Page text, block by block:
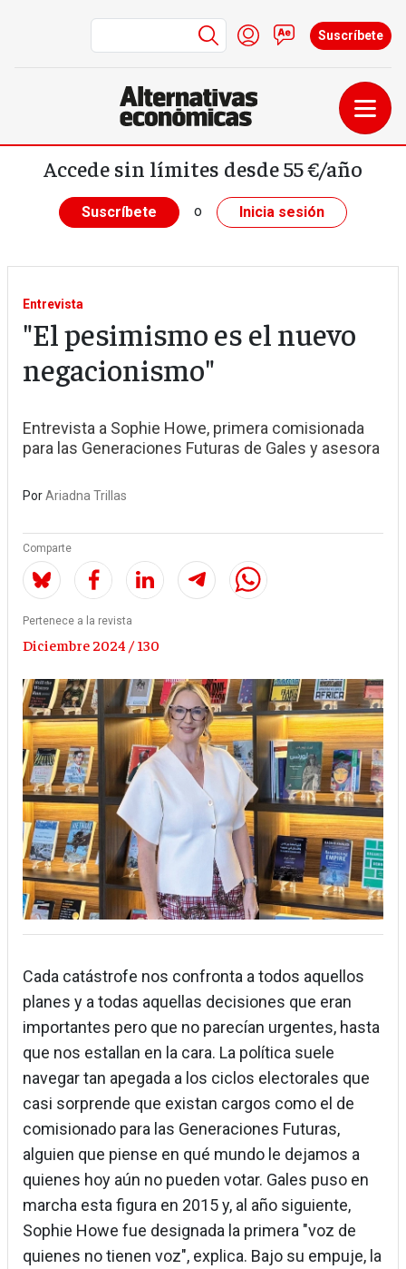
Pasar al contenido principal
Menú de cuenta de
Iniciar sesión
Contacto
Suscríbete
Accede sin límites desde 55 €/año
Suscríbete o Inicia sesión
Entrevista
"El pesimismo es el nuevo
negacionismo"
Entrevista a Sophie Howe, primera comisionada
para las Generaciones Futuras de Gales y asesora
PorAriadna Trillas
Comparte
Pertenece a la revista
Diciembre 2024 / 130
Cada catástrofe nos confronta a todos aquellos
planes y a todas aquellas decisiones que eran
importantes pero que no parecían urgentes, hasta
que nos estallan en la cara. La política suele
navegar tan apegada a los ciclos electorales que
casi sorprende que existan cargos como el de
comisionado para las Generaciones Futuras,
alguien que piense en qué mundo le dejamos a
quienes hoy aún no pueden votar. Gales puso en
marcha esta figura en 2015 y, al año siguiente,
Sophie Howe fue designada la primera "voz de
quienes no tienen voz", explica. Bajo su empuje, la